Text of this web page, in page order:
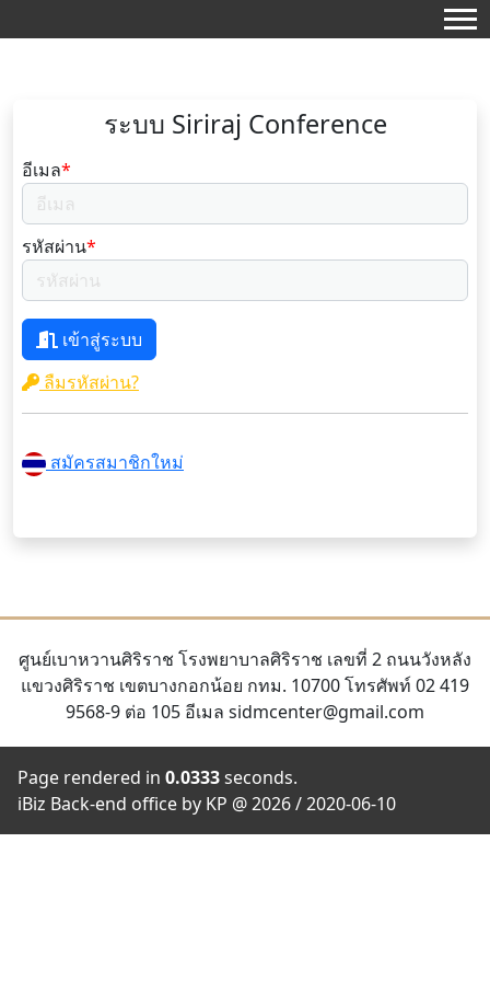
ระบบ Siriraj Conference
อีเมล*
รหัสผ่าน*
เข้าสู่ระบบ
ลืมรหัสผ่าน?
สมัครสมาชิกใหม่
ศูนย์เบาหวานศิริราช โรงพยาบาลศิริราช เลขที่ 2 ถนนวังหลัง
แขวงศิริราช เขตบางกอกน้อย กทม. 10700 โทรศัพท์ 02 419
9568-9 ต่อ 105 อีเมล sidmcenter@gmail.com
Page rendered in 0.0333seconds.
iBiz Back-end office by KP @ 2026 / 2020-06-10